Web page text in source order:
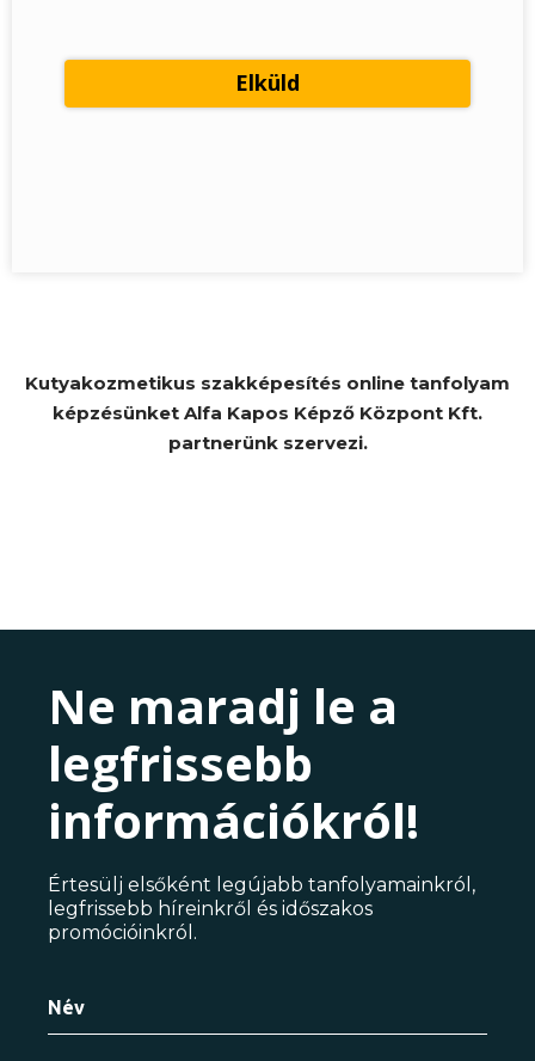
Kutyakozmetikus szakképesítés online tanfolyam
képzésünket Alfa Kapos Képző Központ Kft.
partnerünk szervezi.
Ne maradj le a
legfrissebb
információkról!
Értesülj elsőként legújabb tanfolyamainkról,
legfrissebb híreinkről és időszakos
promócióinkról.